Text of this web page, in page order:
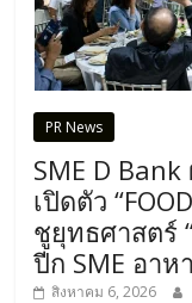
PR News
SME D
เปิดตัว
ชูยุทธศาสตร์
ปีก SME อา
สิงหาคม 6, 2026